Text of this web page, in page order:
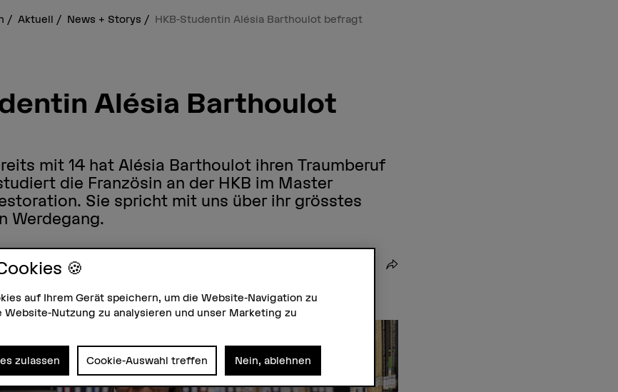
Aktuell News + Storys HKB-Studentin Alésia Barthoulot befragt
Alésia Barthoulot
mit 14 hat Alésia Barthoulot ihren Traumberuf
die Französin an der HKB im Master
Sie spricht mit uns über ihr grösstes
Werdegang.
Teilen
🍪
auf Ihrem Gerät speichern, um die Website-Navigation zu
Website-Nutzung zu analysieren und unser Marketing zu
zulassen Cookie-Auswahl treffen Nein, ablehnen